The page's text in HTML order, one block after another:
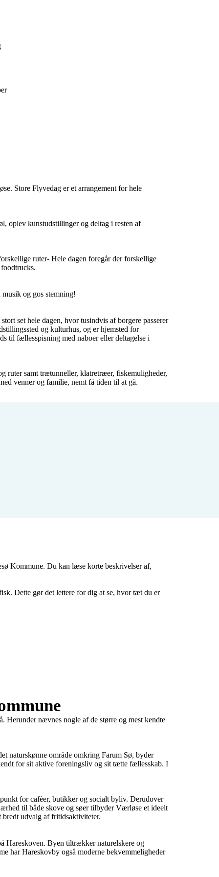
Store Flyvedag er et arrangement for hele
oplev kunstudstillinger og deltag i resten af
ruter- Hele dagen foregår der forskellige
og gos stemning!
set hele dagen, hvor tusindvis af borgere passerer
og kulturhus, og er hjemsted for
til fællesspisning med naboer eller deltagelse i
ruter samt trætunneller, klatretræer, fiskemuligheder,
venner og familie, nemt få tiden til at gå.
Kommune. Du kan læse korte beskrivelser af,
Dette gør det lettere for dig at se, hvor tæt du er
Herunder nævnes nogle af de større og mest kendte
naturskønne område omkring Farum Sø, byder
for sit aktive foreningsliv og sit tætte fællesskab. I
for caféer, butikker og socialt byliv. Derudover
til både skove og søer tilbyder Værløse et ideelt
udvalg af fritidsaktiviteter.
Hareskoven. Byen tiltrækker naturelskere og
har Hareskovby også moderne bekvemmeligheder